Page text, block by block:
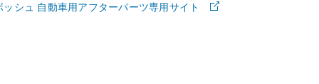
ッシュ 自動車用アフターパーツ専用サイト